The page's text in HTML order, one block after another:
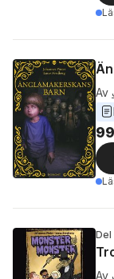
Av
Del
Av